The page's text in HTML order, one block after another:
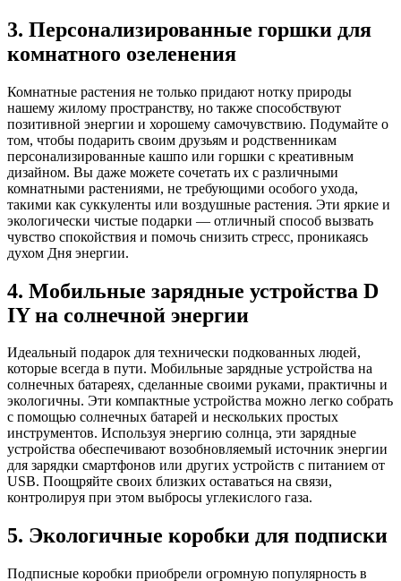
3. Персонализированные горшки для
комнатного озеленения
Комнатные растения не только придают нотку природы
нашему жилому пространству, но также способствуют
позитивной энергии и хорошему самочувствию. Подумайте о
том, чтобы подарить своим друзьям и родственникам
персонализированные кашпо или горшки с креативным
дизайном. Вы даже можете сочетать их с различными
комнатными растениями, не требующими особого ухода,
такими как суккуленты или воздушные растения. Эти яркие и
экологически чистые подарки — отличный способ вызвать
чувство спокойствия и помочь снизить стресс, проникаясь
духом Дня энергии.
4. Мобильные зарядные устройства D
IY на солнечной энергии
Идеальный подарок для технически подкованных людей,
которые всегда в пути. Мобильные зарядные устройства на
солнечных батареях, сделанные своими руками, практичны и
экологичны. Эти компактные устройства можно легко собрать
с помощью солнечных батарей и нескольких простых
инструментов. Используя энергию солнца, эти зарядные
устройства обеспечивают возобновляемый источник энергии
для зарядки смартфонов или других устройств с питанием от
USB. Поощряйте своих близких оставаться на связи,
контролируя при этом выбросы углекислого газа.
5. Экологичные коробки для подписки
Подписные коробки приобрели огромную популярность в